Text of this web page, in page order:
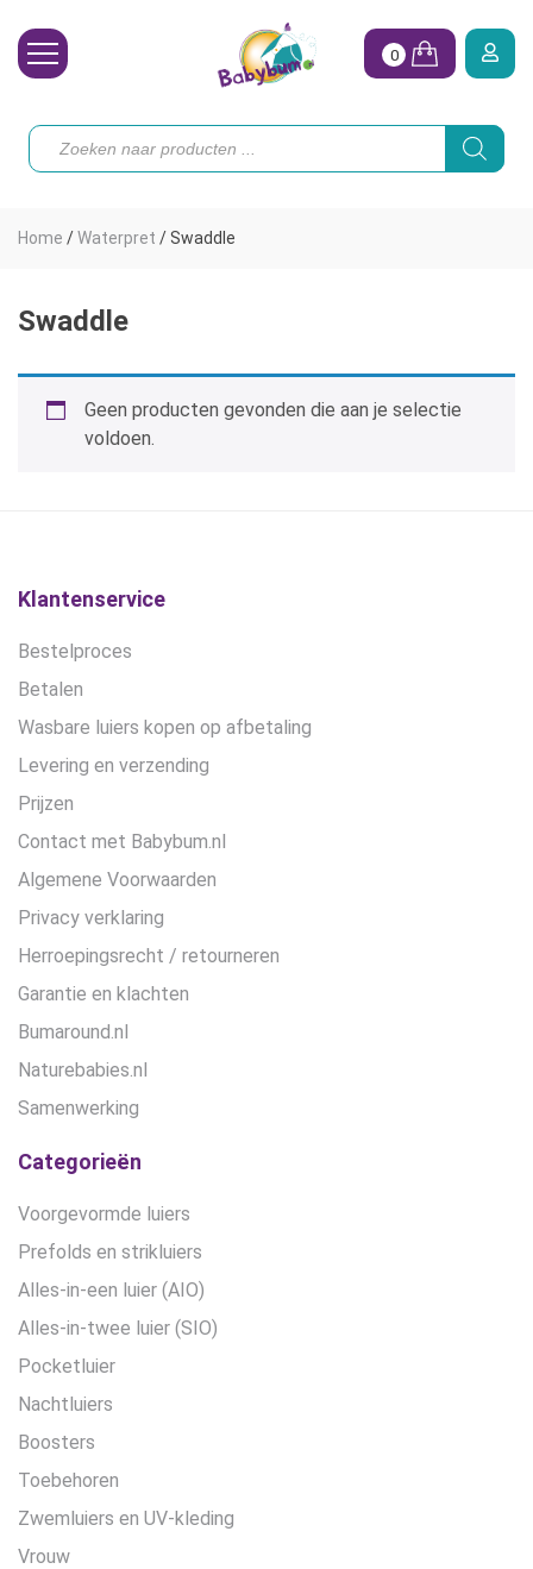
Toebehoren
Koopjes
Hoe begin ik?
0
Producten
zoeken
Home /Waterpret /Swaddle
Swaddle
Geen producten gevonden die aan je selectie
voldoen.
Klantenservice
Bestelproces
Betalen
Wasbare luiers kopen op afbetaling
Levering en verzending
Prijzen
Contact met Babybum.nl
Algemene Voorwaarden
Privacy verklaring
Herroepingsrecht / retourneren
Garantie en klachten
Bumaround.nl
Naturebabies.nl
Samenwerking
Categorieën
Voorgevormde luiers
Prefolds en strikluiers
Alles-in-een luier (AIO)
Alles-in-twee luier (SIO)
Pocketluier
Nachtluiers
Boosters
Toebehoren
Zwemluiers en UV-kleding
Vrouw